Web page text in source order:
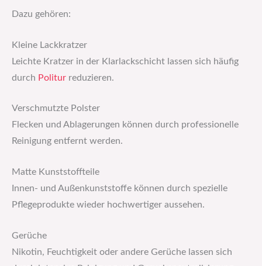
Dazu gehören:
Kleine Lackkratzer
Leichte Kratzer in der Klarlackschicht lassen sich häufig
durch Politur reduzieren.
Verschmutzte Polster
Flecken und Ablagerungen können durch professionelle
Reinigung entfernt werden.
Matte Kunststoffteile
Innen- und Außenkunststoffe können durch spezielle
Pflegeprodukte wieder hochwertiger aussehen.
Gerüche
Nikotin, Feuchtigkeit oder andere Gerüche lassen sich